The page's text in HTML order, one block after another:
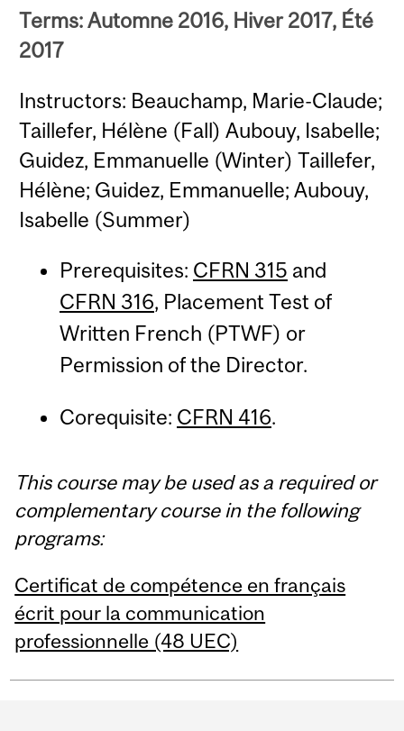
Terms: Automne 2016, Hiver 2017, Été
2017
Instructors: Beauchamp, Marie-Claude;
Taillefer, Hélène (Fall) Aubouy, Isabelle;
Guidez, Emmanuelle (Winter) Taillefer,
Hélène; Guidez, Emmanuelle; Aubouy,
Isabelle (Summer)
Prerequisites: CFRN 315 and
CFRN 316, Placement Test of
Written French (PTWF) or
Permission of the Director.
Corequisite: CFRN 416.
This course may be used as a required or
complementary course in the following
programs:
Certificat de compétence en français
écrit pour la communication
professionnelle (48 UEC)